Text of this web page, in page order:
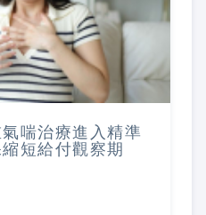
喘治療進入精準
短給付觀察期